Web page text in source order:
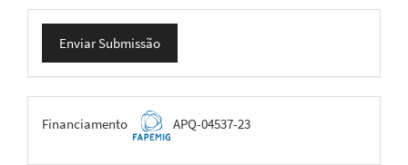
Enviar
Submissão
Enviar Submissão
FAPEMIG
Financiamento APQ-04537-23